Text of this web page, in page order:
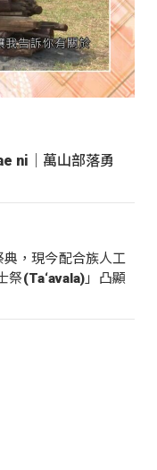
ni｜萬山部落勇
，現今配合族人工
祭(Ta‘avala)」凸顯